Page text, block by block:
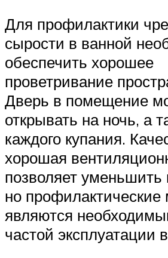
Для профилактики
сырости в ванной
обеспечить хорошее
проветривание
Дверь в помещение
открывать на ночь, а
каждого купания.
хорошая
позволяет уменьшить
но
являются
частой эксплуатации